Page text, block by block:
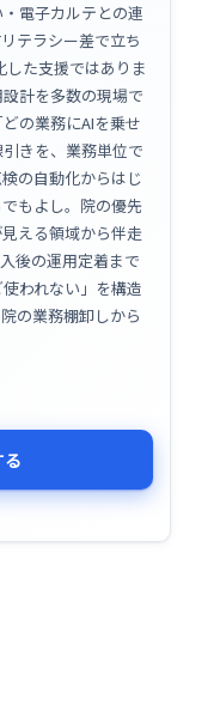
電子カルテとの連
テラシー差で立ち
た支援ではありま
計を多数の現場で
の業務にAIを乗せ
きを、業務単位で
の自動化からはじ
もよし。院の優先
える領域から伴走
後の運用定着まで
われない」を構造
の業務棚卸しから